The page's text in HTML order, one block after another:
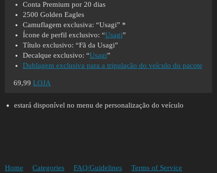
Conta Premium por 20 dias
2500 Golden Eagles
Camuflagem exclusiva: “Usagi” *
Ícone de perfil exclusivo: “Usagi”
Título exclusivo: “Fã da Usagi”
Decalque exclusivo: “Usagi”
Dublagem exclusiva para a tripulação do veículo do pacote
69,99 LOJA
estará disponível no menu de personalização do veículo
Home Categories FAQ/Guidelines Terms of Service